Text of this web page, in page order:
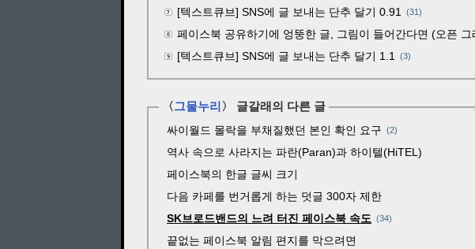
[텍스트큐브] SNS에 글 보내는 단추 달기 0.91 (31)
페이스북 공유하기에 엉뚱한 글, 그림이 들어간다면 (오픈 그
[텍스트큐브] SNS에 글 보내는 단추 달기 1.1 (3)
〈그물누리 〉 글갈래의 다른 글
싸이월드 몰락을 부채질했던 본인 확인 요구 2
역사 속으로 사라지는 파란(Paran)과 하이텔(HiTEL)
페이스북의 한글 글씨 크기
다음 카페를 번거롭게 하는 덧글 300자 제한
SK브로드밴드의 느려 터진 페이스북 속도 34
끝없는 페이스북 알림 편지를 막으려면